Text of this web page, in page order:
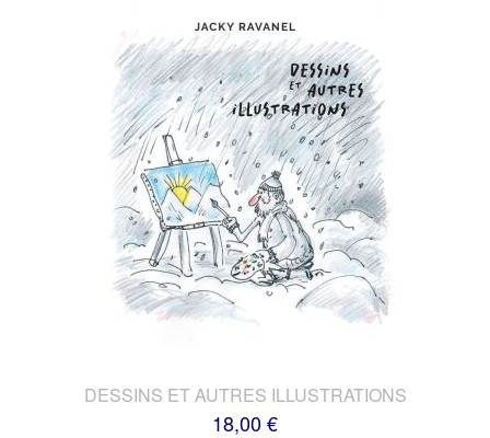
DESSINS ET AUTRES ILLUSTRATIONS
18,00 €